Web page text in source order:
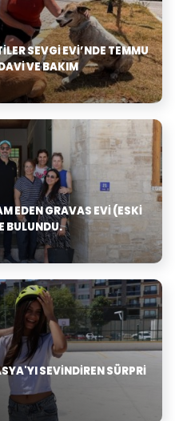
SEVGI EVI’NDE TEMMU
VE BAKIM
EDEN GRAVAS EVI (ESKI
BULUNDU.
SEVINDIREN SÜRPRI